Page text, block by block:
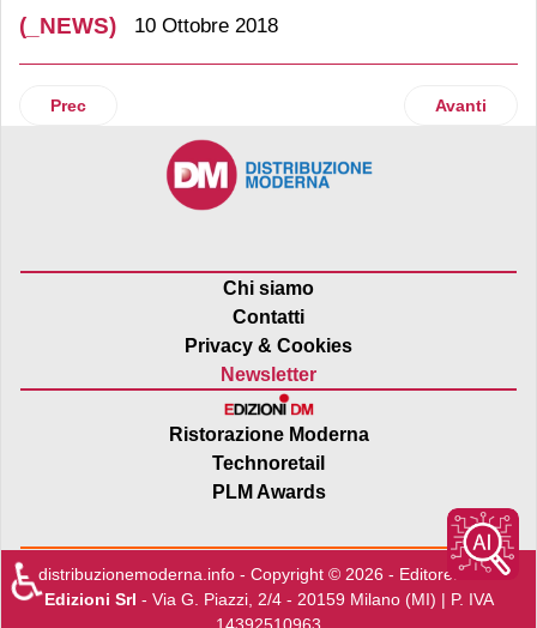
(_NEWS) 10 Ottobre 2018
Articolo precedente: Cefla lancia la Business Unit Lighting
Prec Articolo
Avanti
Chi siamo
Contatti
Privacy & Cookies
Newsletter
Ristorazione Moderna
Technoretail
PLM Awards
distribuzionemoderna.info - Copyright © 2026 - Editore:Edra
Edizioni Srl - Via G. Piazzi, 2/4 - 20159 Milano (MI) | P. IVA
14392510963